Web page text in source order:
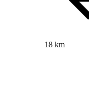
18 km